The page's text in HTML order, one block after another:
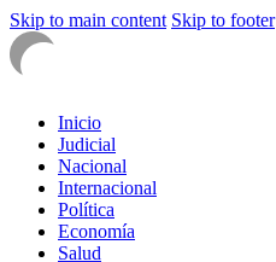
Skip to main content Skip to footer
Inicio
Judicial
Nacional
Internacional
Política
Economía
Salud